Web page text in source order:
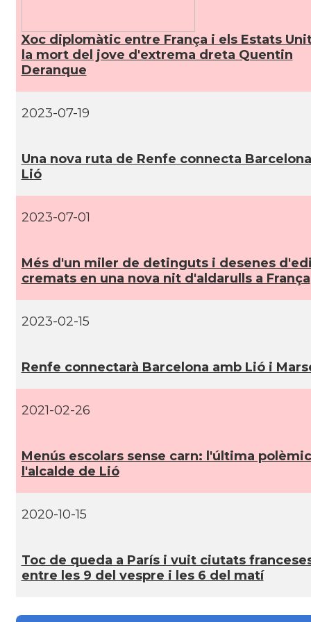
CAMON Catalans a STRASBOURG
CAMON Catalans a Toulouse
Casal Casal Català de Nantes "Tirant lo
Casal Centre Català d'Occitània
Delegació Delegació del Govern a França
Xoc diplomàtic entre França i els Estats
la mort del jove d'extrema dreta Quentin
Deranque
2023-07-19
Una nova ruta de Renfe connecta
Lió
2023-07-01
Més d'un miler de detinguts i desenes
cremats en una nova nit d'aldarulls a França
2023-02-15
Renfe connectarà Barcelona amb Lió i
2021-02-26
Menús escolars sense carn: l'última
l'alcalde de Lió
2020-10-15
Toc de queda a Parí­s i vuit ciutats
entre les 9 del vespre i les 6 del matí­